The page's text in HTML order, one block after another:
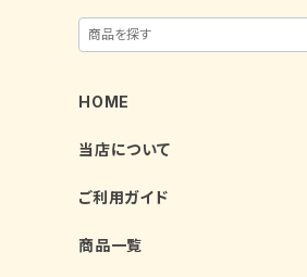
HOME
当店について
ご利用ガイド
商品一覧